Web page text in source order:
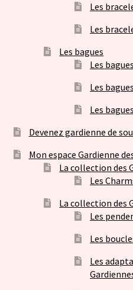
Les
Les
Les bagues
Les
Les
Les
Devenez gardienne de
Mon espace Gardienne
La collection des
Les
La collection des
Les
Les
Les